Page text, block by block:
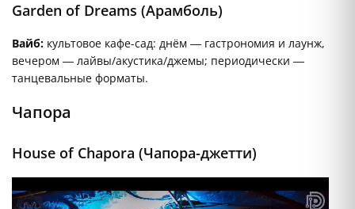
Garden of Dreams (Арамболь)
Вайб: культовое кафе-сад: днём — гастрономия и лаунж,
вечером — лайвы/акустика/джемы; периодически —
танцевальные форматы.
Чапора
House of Chapora (Чапора-джетти)